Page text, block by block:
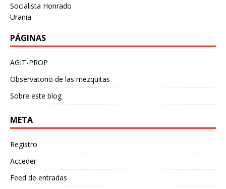
Socialista Honrado
Urania
PÁGINAS
AGIT-PROP
Observatorio de las mezquitas
Sobre este blog
META
Registro
Acceder
Feed de entradas